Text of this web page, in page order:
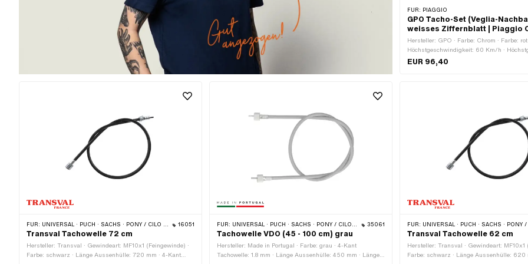
FÜR: PIAGGIO
GPO Tacho-Set (Veglia-
weisses Ziffernblatt | Piaggio
Hersteller: GPO · Farbe: Chrom · Farbe:
Höchstgeschwindigkeit: 60 Km/h ·
80 Km/h · Höchstgeschwindigkeit: 120 Km/
Beleuchtung: ohne · Signalart Tacho:
EUR 96,40
FÜR: UNIVERSAL · PUCH · SACHS · PONY / CILO (BETA 521 & 512) · ZÜNDAPP BELMONDO 16051
Transval Tachowelle 72 cm
Hersteller: Transval · Gewindeart: MF10x1 (Feingewinde) ·
Farbe: schwarz · Länge Aussenhülle: 720 mm · 4-Kant
FÜR: UNIVERSAL · PUCH · SACHS · PONY / CILO (BETA 521 & 512) · PIAGGIO · ZÜNDAPP BELMONDO · SOLEX · TOMOS · BYE BIKE · ALPA CHOPPER / TURBO · CILO · DKW · FANTIC · GARELLI · HONDA · HERCULES · ILO / JLO · KREIDLER · MALAGUTI · MBK / MOTOBÉCANE · MIELE · SUZUKI · MONARK · PEUGEOT · VICTORIA · YAMAHA · ZÜNDAPP · FRANCO MORINI · KTM · BATAVUS · MOTOGRAZIELLA · MOTO GUZZI · RIXE · VÉLOVAP · ITALJET · LISTA · SUZUKI 35061
Tachowelle VDO (45 - 100 cm) grau
Hersteller: Made in Portugal · Farbe: grau · 4-Kant
Tachowelle: 1.8 mm · Länge Aussenhülle: 450 mm · Länge
FÜR: UNIVERSAL · PUCH · SACHS · PONY / CILO (BETA 521 & 512) · ZÜNDAPP
Transval Tachowelle 62 cm
Hersteller: Transval · Gewindeart: MF10x1
Farbe: schwarz · Länge Aussenhülle: 620